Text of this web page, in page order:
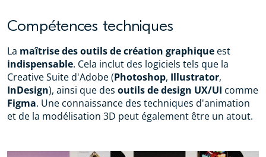
Compétences techniques
La maîtrise des outils de création graphique est
indispensable. Cela inclut des logiciels tels que la
Creative Suite d'Adobe (Photoshop, Illustrator,
InDesign), ainsi que des outils de design UX/UI comme
Figma. Une connaissance des techniques d'animation
et de la modélisation 3D peut également être un atout.